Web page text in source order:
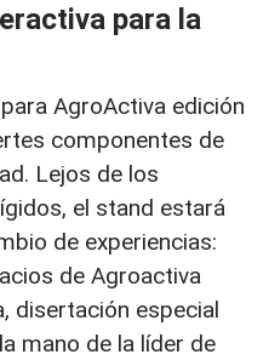
para la
AgroActiva edición
componentes de
Lejos de los
el stand estará
de experiencias:
de Agroactiva
disertación especial
mano de la líder de